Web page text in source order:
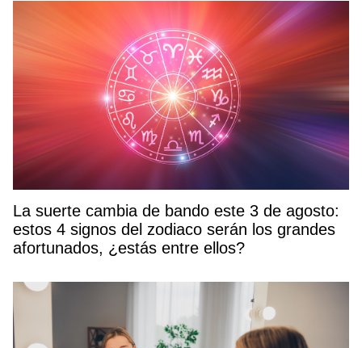
La suerte cambia de bando este 3 de agosto:
estos 4 signos del zodiaco serán los grandes
afortunados, ¿estás entre ellos?